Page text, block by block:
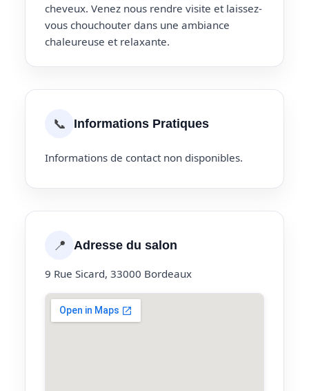
cheveux. Venez nous rendre visite et laissez-
vous chouchouter dans une ambiance
chaleureuse et relaxante.
📞 Informations Pratiques
Informations de contact non disponibles.
📍 Adresse du salon
9 Rue Sicard, 33000 Bordeaux